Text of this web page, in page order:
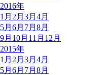
2016年
1月 2月 3月 4月
5月 6月 7月 8月
9月 10月 11月 12月
2015年
1月 2月 3月 4月
5月 6月 7月 8月